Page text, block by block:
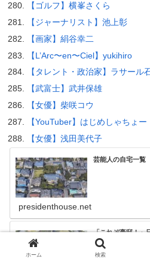
【ゴルフ】横峯さくら
【ジャーナリスト】池上彰
【画家】絹谷幸二
【L’Arc〜en〜Ciel】yukihiro
【タレント・政治家】ラサール
【武富士】武井保雄
【女優】柴咲コウ
【YouTuber】はじめしゃちょー
【女優】浅田美代子
芸能人の自宅一覧
presidenthouse.net
「これぞ豪邸！」
ホーム 検索